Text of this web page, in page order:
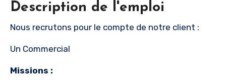
Description de l'emploi
Nous recrutons pour le compte de notre client :
Un Commercial
Missions :